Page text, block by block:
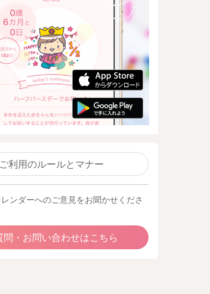
ご利用のルールとマナー
ンダーへのご意見をお聞かせくださ
問・お問い合わせはこちら